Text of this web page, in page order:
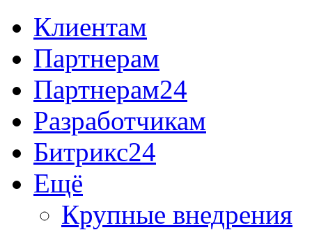
Клиентам
Партнерам
Партнерам24
Разработчикам
Битрикс24
Ещё
Крупные внедрения